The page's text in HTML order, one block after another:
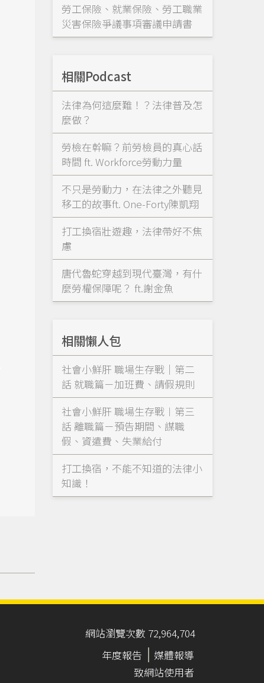
勞工保險、就業保險、勞工職業
災害保險爭議事項審議申請書
相關Podcast
法律為何這麼難！？法律普及怎
麼做？
勞檢在幹嘛？前勞檢員的真心話
時間 ft. Workforce勞動力量
不只是勞動力，在法律之外聽見
移工的故事ft. One-Forty陳凱翔
打工換宿壯遊趣，法律帶好不焦
慮
唐代魯蛇穿越到現代臺灣，有什
麼勞權保障呢？ ft.謝金魚
相關懶人包
社會小鮮肝 職場生存戰｜第二
話 就職篇－加班費、請假規則
社會小鮮肝 職場生存戰︱第三
話 離職篇－預告期間、謀職
假、資遣費、失業給付
打工換宿，不能不知道的法律小
知識！
網站瀏覽次數 72,964,704
年度報告
媒體報導
致網站使用者